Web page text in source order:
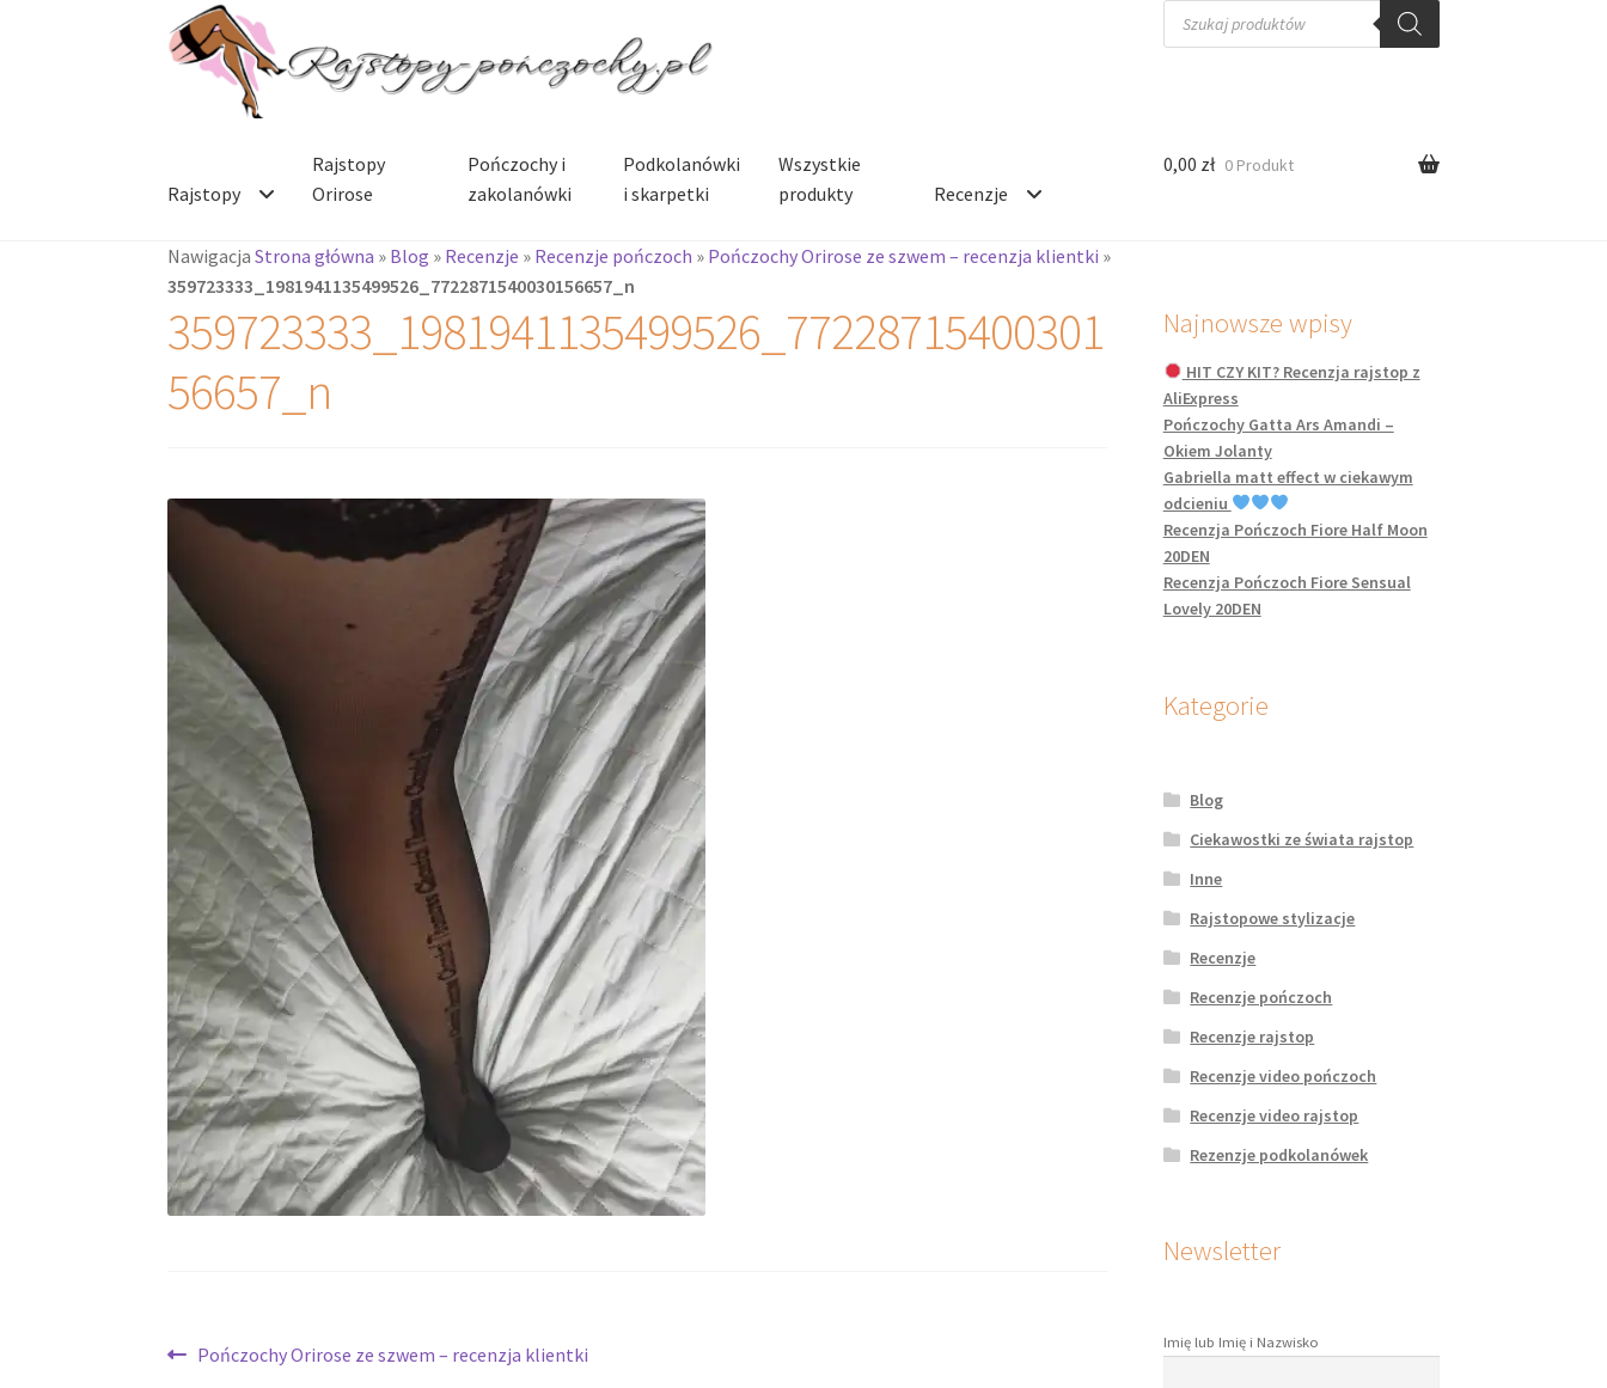
Przejdź
do
nawigacji
Przejdź
do
treści
Wyszukiwarka
produktów
Rajstopy
Rajstopy
Orirose
Pończochy i
zakolanówki
Podkolanówki
i skarpetki
Wszystkie
produkty
Recenzje
0,00 zł 0 Produkt
NawigacjaStrona główna » Blog » Recenzje » Recenzje pończoch » Pończochy Orirose ze szwem – recenzja klientki »
359723333_1981941135499526_7722871540030156657_n
359723333_1981941135499526_77228715400301
56657_n
Nawigacja
Poprzedni
Pończochy Orirose ze szwem – recenzja klientki
Najnowsze wpisy
HIT CZY KIT? Recenzja rajstop z
AliExpress
Pończochy Gatta Ars Amandi –
Okiem Jolanty
Gabriella matt effect w ciekawym
odcieniu
Recenzja Pończoch Fiore Half Moon
20DEN
Recenzja Pończoch Fiore Sensual
Lovely 20DEN
Kategorie
Blog
Ciekawostki ze świata rajstop
Inne
Rajstopowe stylizacje
Recenzje
Recenzje pończoch
Recenzje rajstop
Recenzje video pończoch
Recenzje video rajstop
Rezenzje podkolanówek
Newsletter
Imię lub Imię i Nazwisko